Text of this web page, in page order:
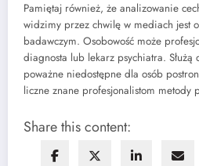
Pamiętaj również, że analizowanie
widzimy przez chwilę w mediach jest
badawczym. Osobowość może
diagnosta lub lekarz psychiatra.
poważne niedostępne dla osób
liczne znane profesjonalistom metody
Share this content: